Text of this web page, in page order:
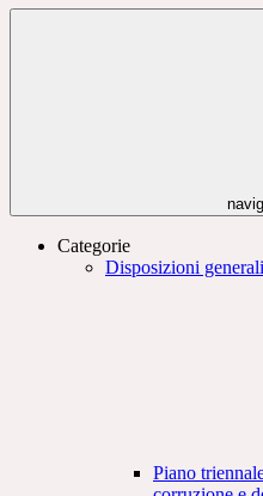
Categorie
Disposizioni generali
Piano